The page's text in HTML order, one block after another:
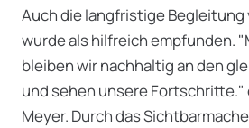
Auch die langfristige Begleitung
wurde als hilfreich empfunden.
bleiben wir nachhaltig an den
und sehen unsere Fortschritte."
Meyer. Durch das